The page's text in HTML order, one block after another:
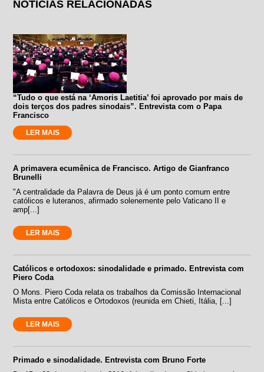
NOTÍCIAS RELACIONADAS
“Tudo o que está na ‘Amoris Laetitia’ foi aprovado por mais de
dois terços dos padres sinodais”. Entrevista com o Papa
Francisco
LER MAIS
A primavera ecumênica de Francisco. Artigo de Gianfranco
Brunelli
"A centralidade da Palavra de Deus já é um ponto comum entre
católicos e luteranos, afirmado solenemente pelo Vaticano II e
amp[...]
LER MAIS
Católicos e ortodoxos: sinodalidade e primado. Entrevista com
Piero Coda
O Mons. Piero Coda relata os trabalhos da Comissão Internacional
Mista entre Católicos e Ortodoxos (reunida em Chieti, Itália, [...]
LER MAIS
Primado e sinodalidade. Entrevista com Bruno Forte